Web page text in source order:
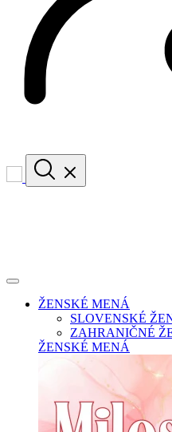
ŽENSKÉ MENÁ
SLOVENSKÉ
ZAHRANIČNÉ
ŽENSKÉ MENÁ